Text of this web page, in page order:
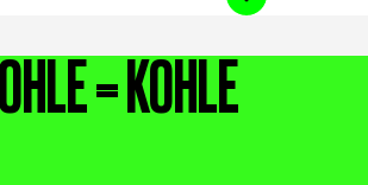
= KOHLE